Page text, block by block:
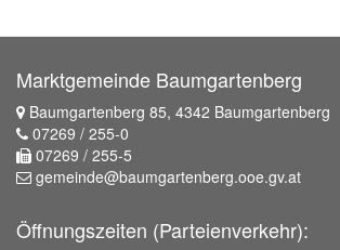
Marktgemeinde Baumgartenberg
Baumgartenberg 85, 4342 Baumgartenberg
07269 / 255-0
07269 / 255-5
gemeinde@baumgartenberg.ooe.gv.at
Öffnungszeiten (Parteienverkehr):